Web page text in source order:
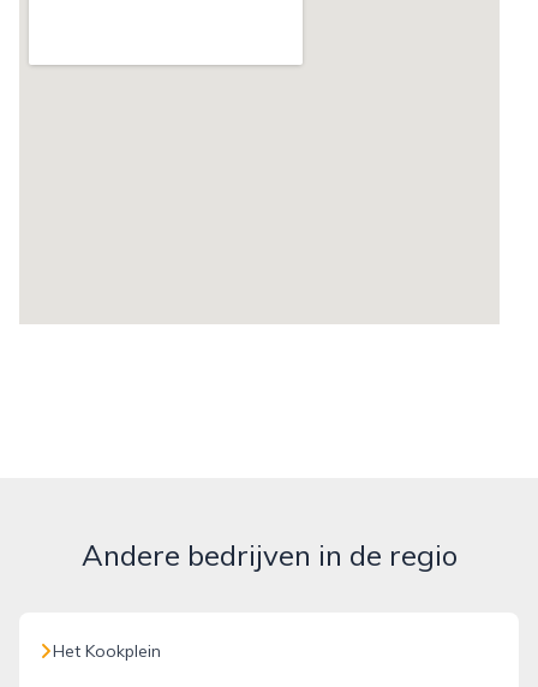
Andere bedrijven in de regio
Het Kookplein